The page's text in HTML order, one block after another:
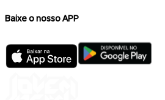
Baixe o nosso APP